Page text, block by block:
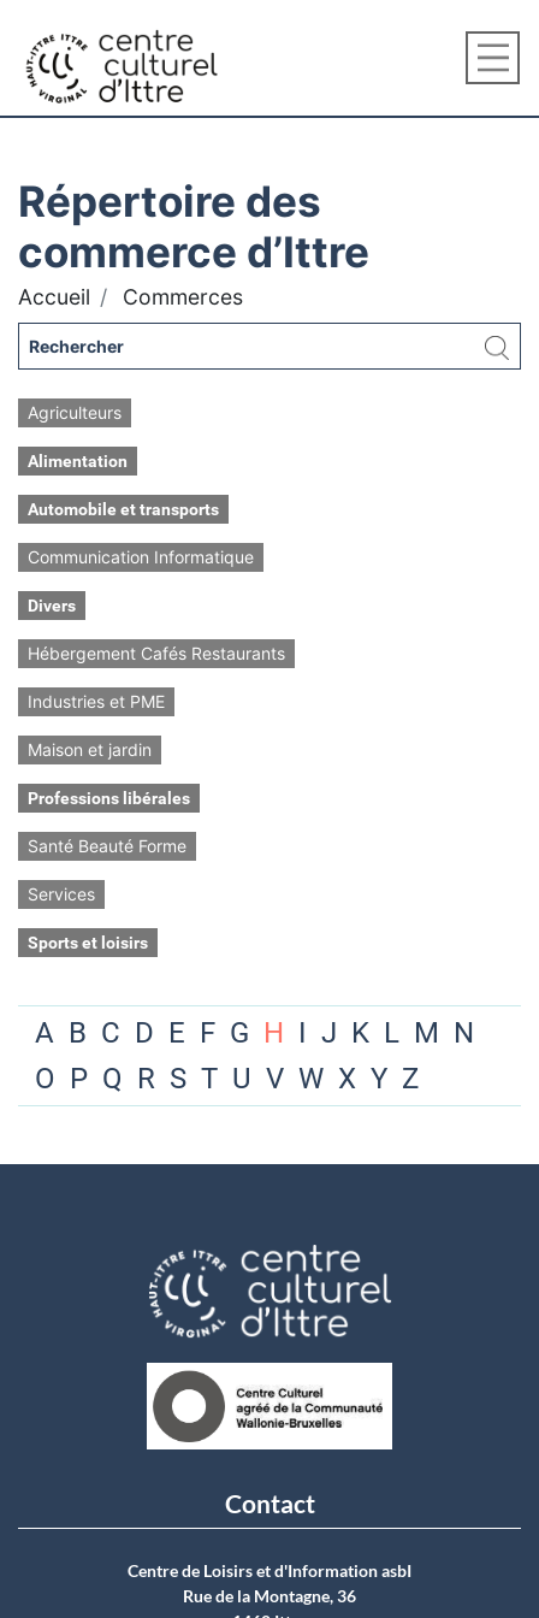
Répertoire des
commerce d’Ittre
Accueil Commerces
Agriculteurs
Alimentation
Automobile et transports
Communication Informatique
Divers
Hébergement Cafés Restaurants
Industries et PME
Maison et jardin
Professions libérales
Santé Beauté Forme
Services
Sports et loisirs
A B C D E F G H I J K L M N
O P Q R S T U V W X Y Z
Contact
Centre de Loisirs et d'Information asbI
Rue de la Montagne, 36